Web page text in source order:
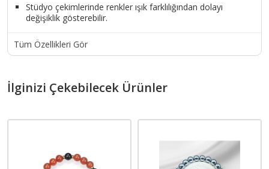
Stüdyo çekimlerinde renkler ışık farklılığından dolayı
değişiklik gösterebilir.
Tüm Özellikleri Gör
İlginizi Çekebilecek Ürünler